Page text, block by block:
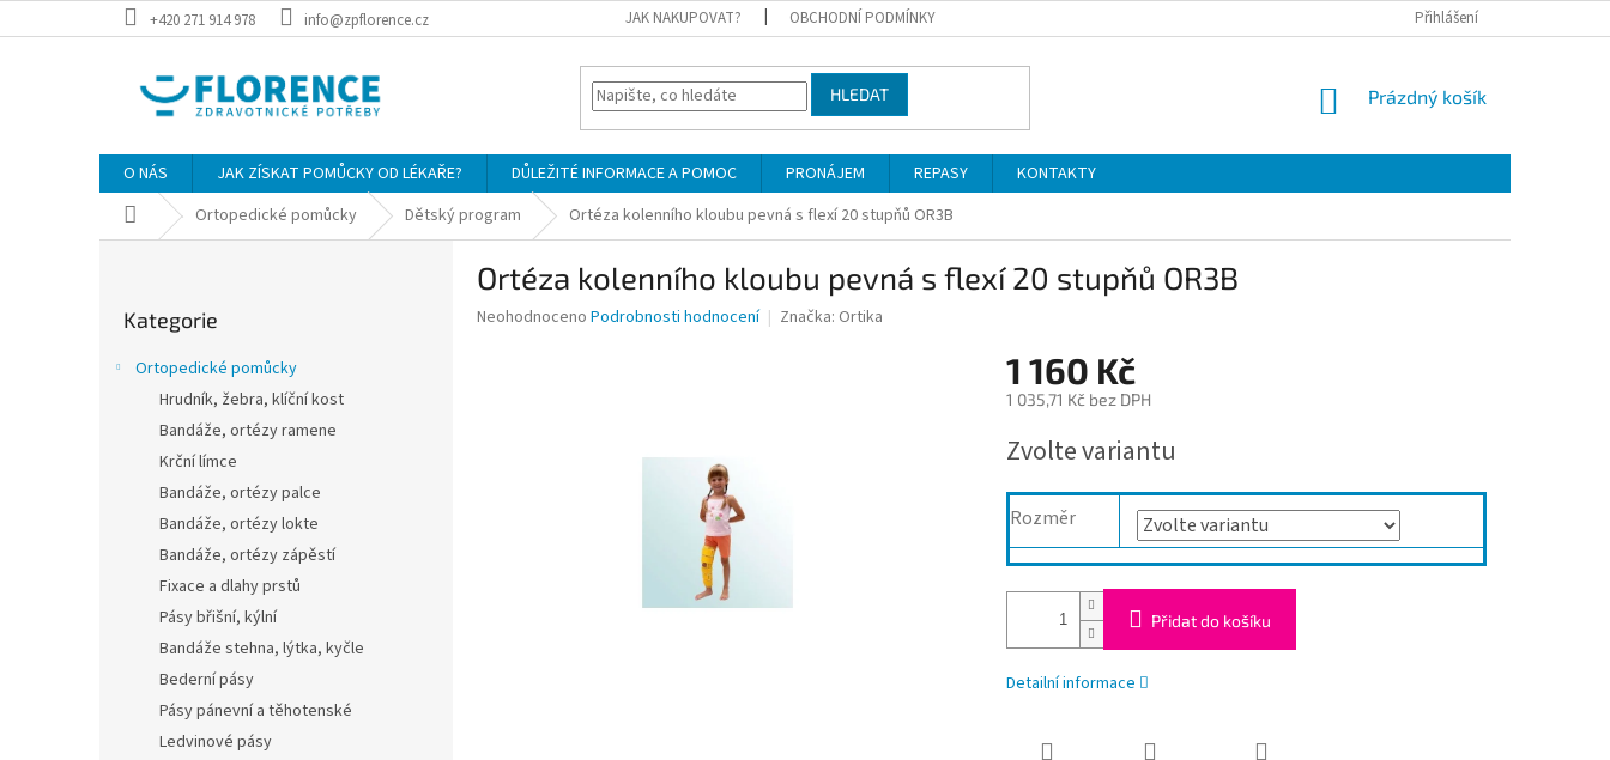
na
+420 271 914 978 info@zpflorence.cz JAK NAKUPOVAT? OBCHODNÍ PODMÍNKY Přihlášení
HLEDAT
NÁKUPNÍ
Prázdný košík
O NÁS JAK ZÍSKAT POMŮCKY OD LÉKAŘE? DŮLEŽITÉ INFORMACE A POMOC PRONÁJEM REPASY
KONTAKTY
Domů Ortopedické pomůcky Dětský program Ortéza kolenního kloubu pevná s flexí 20 stupňů OR3B
kategorie
Kategorie
Ortopedické pomůcky
Hrudník, žebra, klíční kost
Bandáže, ortézy ramene
Krční límce
Bandáže, ortézy palce
Bandáže, ortézy lokte
Bandáže, ortézy zápěstí
Fixace a dlahy prstů
Pásy břišní, kýlní
Bandáže stehna, lýtka, kyčle
Bederní pásy
Pásy pánevní a těhotenské
Ledvinové pásy
Ortéza kolenního kloubu pevná s flexí 20 stupňů OR3B
Průměrné
Neohodnoceno Podrobnosti hodnocení Značka: Ortika
1 160 Kč
1 035,71 Kč bez DPH
cena:
Zvolte variantu
Rozměr
Přidat do košíku
Detailní informace